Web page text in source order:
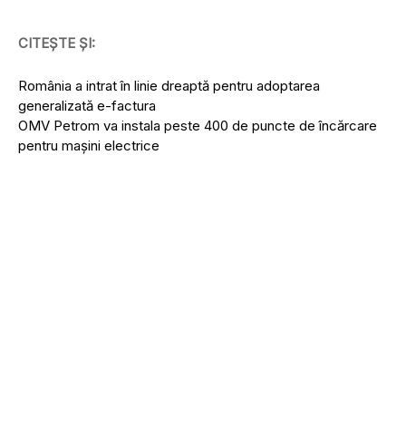
CITEȘTE ȘI:
România a intrat în linie dreaptă pentru adoptarea
generalizată e-factura
OMV Petrom va instala peste 400 de puncte de încărcare
pentru mașini electrice